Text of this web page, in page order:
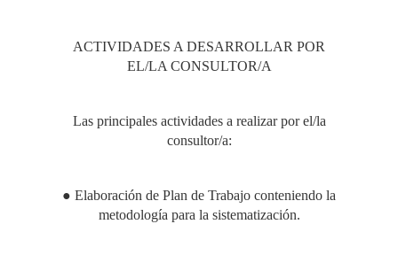
AÑOS"
ACTIVIDADES A DESARROLLAR POR
EL/LA CONSULTOR/A
Las principales actividades a realizar por el/la
consultor/a:
● Elaboración de Plan de Trabajo conteniendo la
metodología para la sistematización.